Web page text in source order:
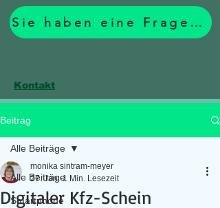
Sie haben eine Frage? Zum Formular.
Kontakt
Beitrag
Alle Beiträge
Smartphone
Alle Beiträge
Digitaler Kfz-Schein
monika sintram-meyer
27. Jan. 1 Min. Lesezeit